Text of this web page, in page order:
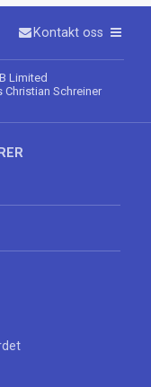
Kontakt oss
Limited
Christian Schreiner